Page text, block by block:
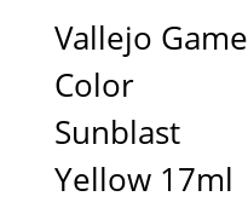
Vallejo Game
Color
Sunblast
Yellow 17ml